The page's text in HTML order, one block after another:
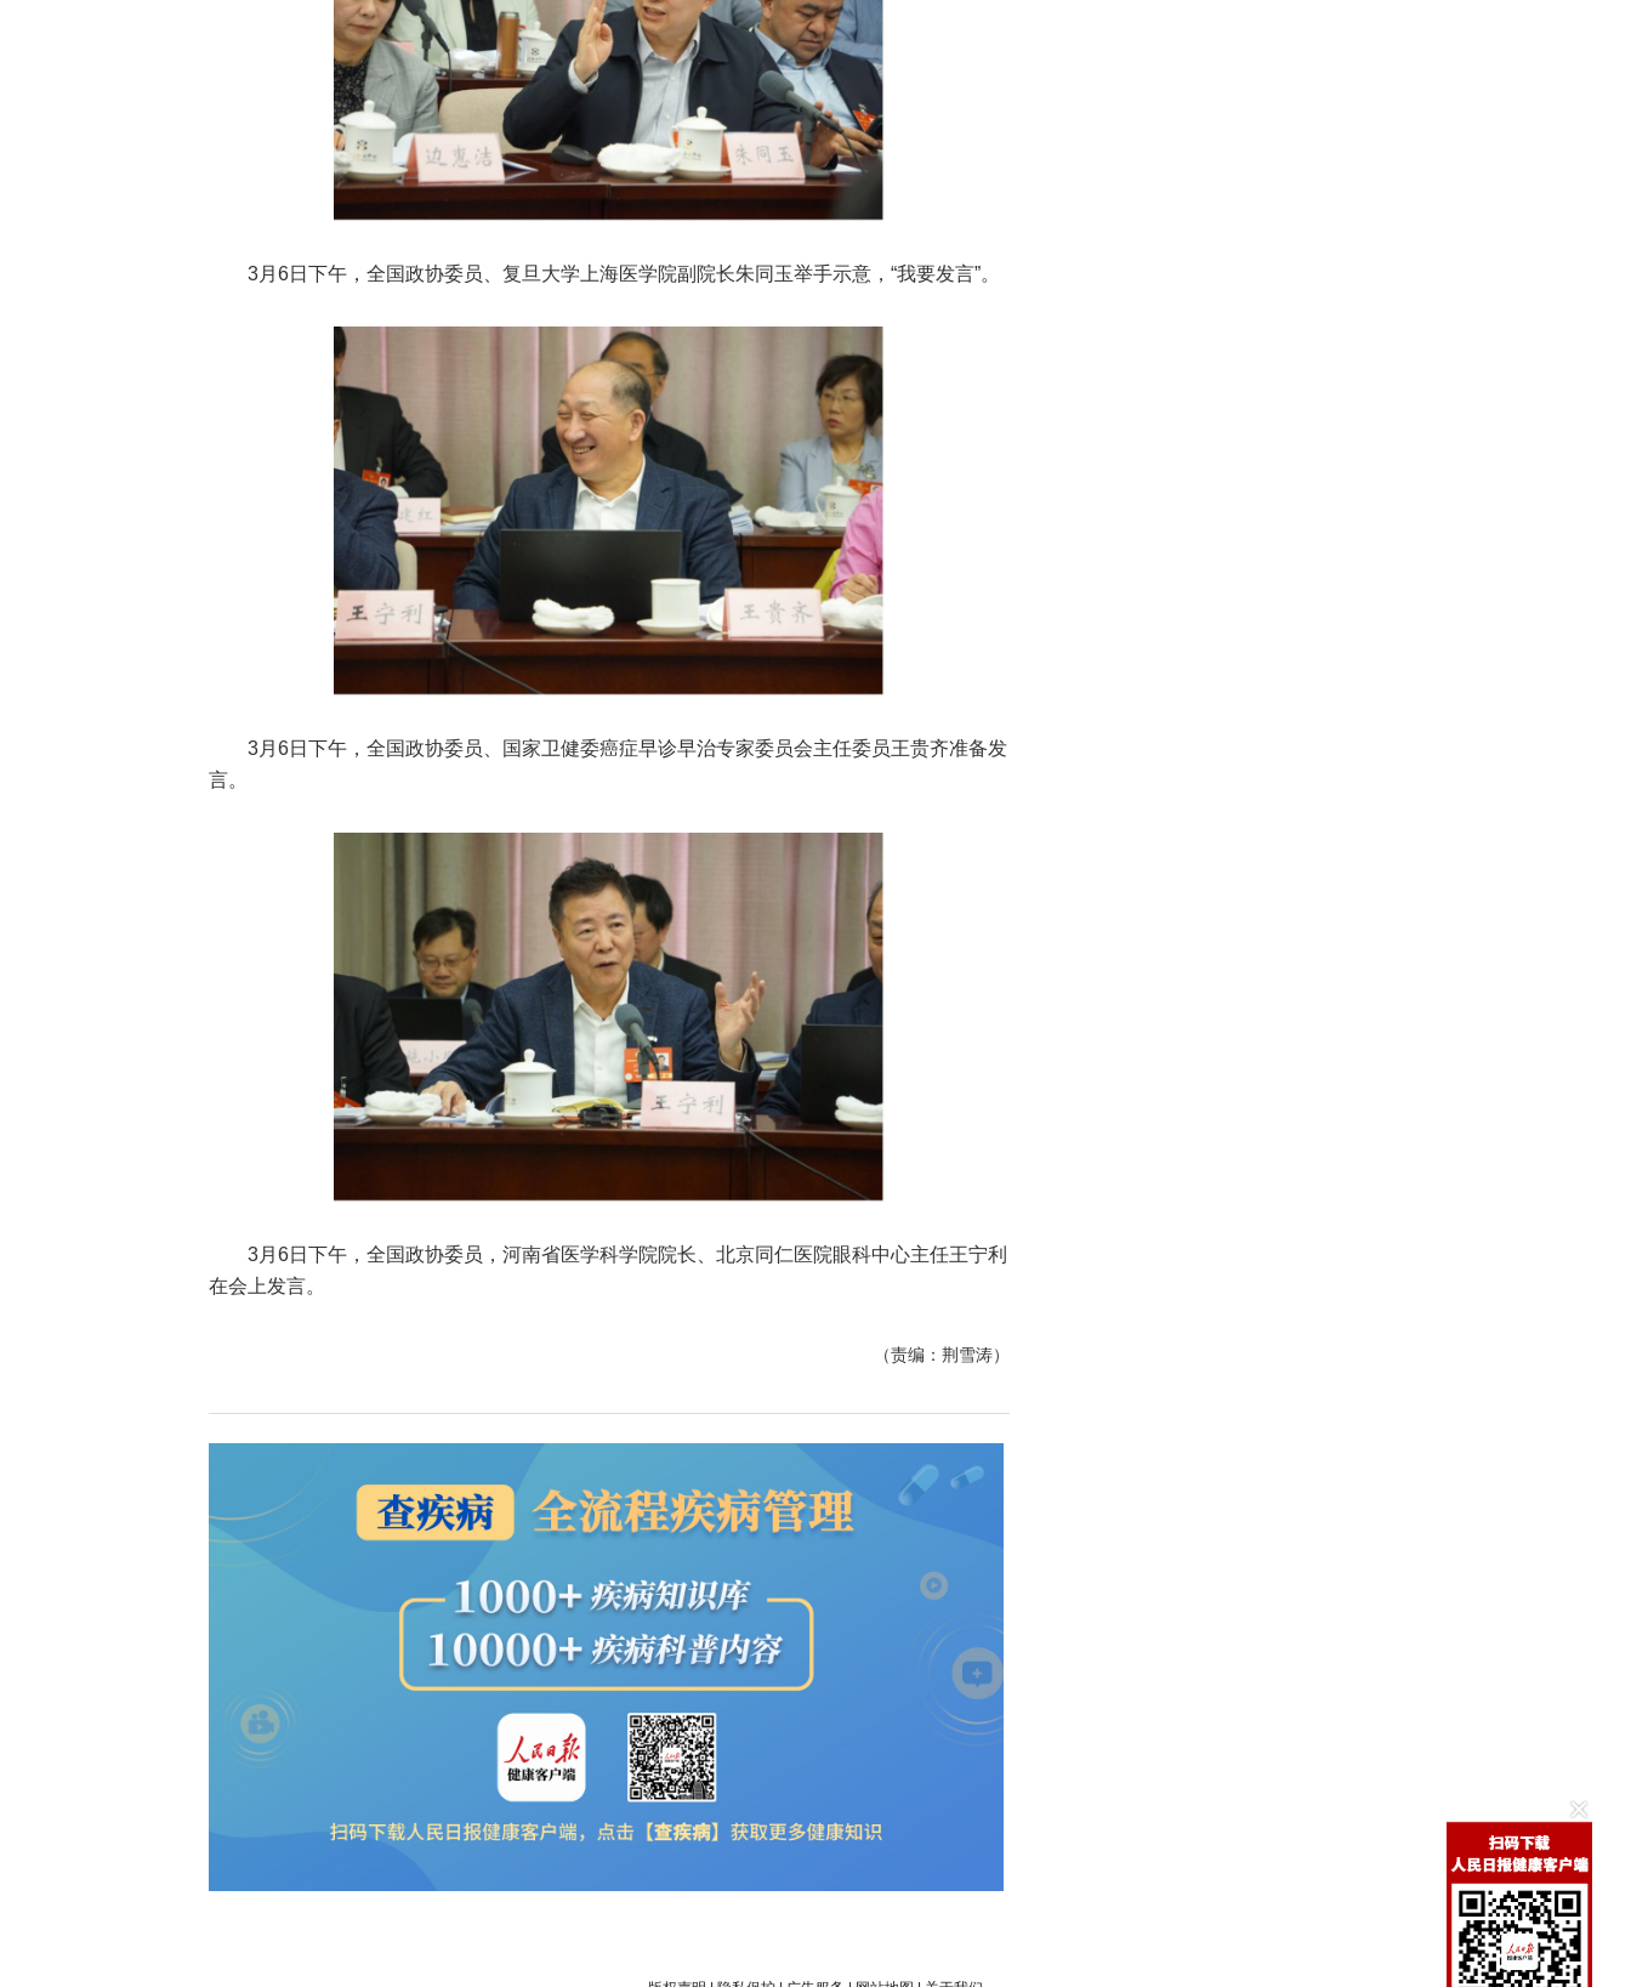
3月6日下午，全国政协委员、复旦大学上海医学院副院长朱同玉举手示意，“我要发言”。
3月6日下午，全国政协委员、国家卫健委癌症早诊早治专家委员会主任委员王贵齐准备发
言。
3月6日下午，全国政协委员，河南省医学科学院院长、北京同仁医院眼科中心主任王宁利
在会上发言。
（责编：荆雪涛）